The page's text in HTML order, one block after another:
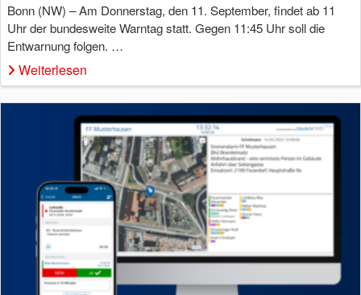
Bonn (NW) – Am Donnerstag, den 11. September, findet ab 11
Uhr der bundesweite Warntag statt. Gegen 11:45 Uhr soll die
Entwarnung folgen. …
Weiterlesen